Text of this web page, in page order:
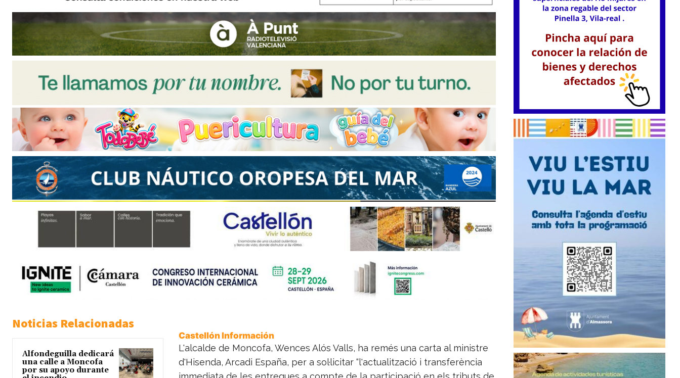
Noticias Relacionadas
Alfondeguilla dedicará
una calle a Moncofa
por su apoyo durante
Castellón Información
L'alcalde de Moncofa, Wences Alós Valls, ha remés una carta al ministre
d'Hisenda, Arcadi España, per a sol·licitar “l'actualització i transferència